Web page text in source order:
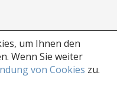
um Ihnen den
Wenn Sie weiter
von Cookies zu.